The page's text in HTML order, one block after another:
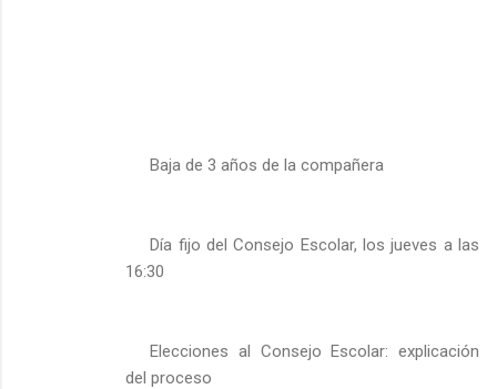
Baja de 3 años de la compañera
Día fijo del Consejo Escolar, los jueves a las
16:30
Elecciones al Consejo Escolar: explicación
del proceso